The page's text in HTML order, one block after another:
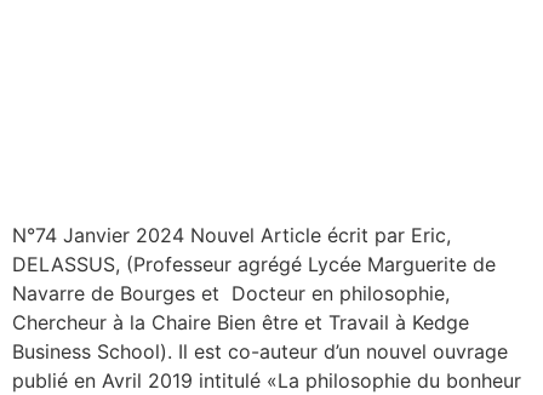
N°74 Janvier 2024 Nouvel Article écrit par Eric,
DELASSUS, (Professeur agrégé Lycée Marguerite de
Navarre de Bourges et Docteur en philosophie,
Chercheur à la Chaire Bien être et Travail à Kedge
Business School). Il est co-auteur d’un nouvel ouvrage
publié en Avril 2019 intitulé «La philosophie du bonheur